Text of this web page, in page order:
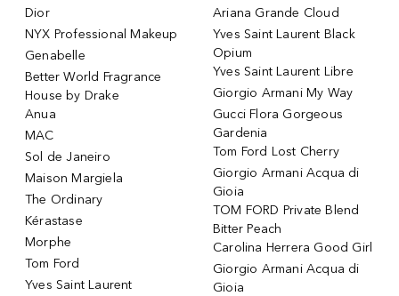
Dior
NYX Professional Makeup
Genabelle
Better World Fragrance
House by Drake
Anua
MAC
Sol de Janeiro
Maison Margiela
The Ordinary
Kérastase
Morphe
Tom Ford
Yves Saint Laurent
Ariana Grande Cloud
Yves Saint Laurent Black
Opium
Yves Saint Laurent Libre
Giorgio Armani My Way
Gucci Flora Gorgeous
Gardenia
Tom Ford Lost Cherry
Giorgio Armani Acqua di
Gioia
TOM FORD Private Blend
Bitter Peach
Carolina Herrera Good Girl
Giorgio Armani Acqua di
Gioia